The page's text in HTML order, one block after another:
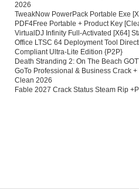
2026
TweakNow PowerPack Portable Exe
PDF4Free Portable + Product Key
VirtualDJ Infinity Full-Activated [x64]
Office LTSC 64 Deployment Tool
Compliant Ultra-Lite Edition {P2P}
Death Stranding 2: On The Beach
GoTo Professional & Business Crack
Clean 2026
Fable 2027 Crack Status Steam Rip